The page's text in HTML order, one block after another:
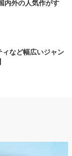
内外の人気作がす
など幅広いジャン